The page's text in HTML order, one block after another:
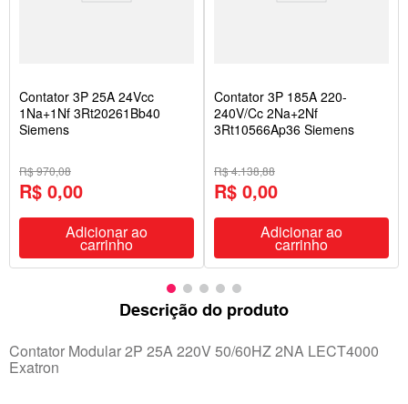
Contator 3P 25A 24Vcc
1Na+1Nf 3Rt20261Bb40
Siemens
R$ 970,08
R$ 0,00
Adicionar ao
carrinho
Contator 3P 185A 220-
240V/Cc 2Na+2Nf
3Rt10566Ap36 Siemens
R$ 4.138,88
R$ 0,00
Adicionar ao
carrinho
Descrição do produto
Contator Modular 2P 25A 220V 50/60HZ 2NA LECT4000
Exatron